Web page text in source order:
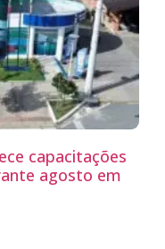
capacitações
agosto em